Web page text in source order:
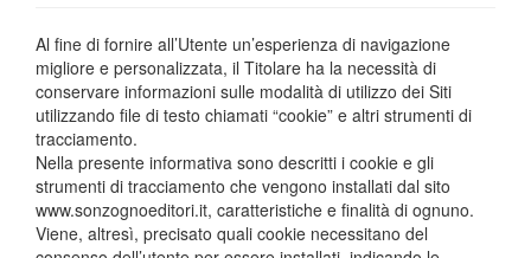
Al fine di fornire all’Utente un’esperienza di navigazione
migliore e personalizzata, il Titolare ha la necessità di
conservare informazioni sulle modalità di utilizzo dei Siti
utilizzando file di testo chiamati “cookie” e altri strumenti di
tracciamento.
Nella presente informativa sono descritti i cookie e gli
strumenti di tracciamento che vengono installati dal sito
www.sonzognoeditori.it, caratteristiche e finalità di ognuno.
Viene, altresì, precisato quali cookie necessitano del